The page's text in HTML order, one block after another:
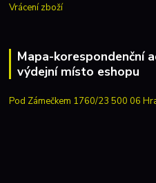
Vrácení zboží
Mapa-korespondenční
výdejní místo eshopu
Pod Zámečkem 1760/23 500 06